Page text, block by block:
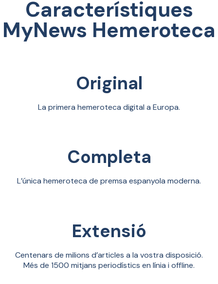
Característiques
MyNews Hemeroteca
Original
La primera hemeroteca digital a Europa.
Completa
L’única hemeroteca de premsa espanyola moderna.
Extensió
Centenars de milions d’articles a la vostra disposició.
Més de 1500 mitjans periodístics en línia i offline.